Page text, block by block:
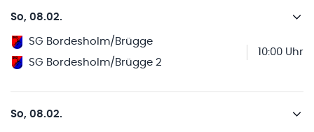
So, 08.02.
SG Bordesholm/Brügge
SG Bordesholm/Brügge 2
10:00 Uhr
So, 08.02.